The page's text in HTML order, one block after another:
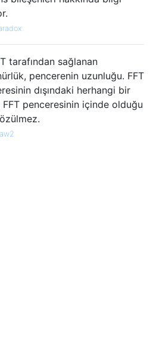
tarafından sağlanan
pencerenin uzunluğu. FFT
dışındaki herhangi bir
FFT penceresinin içinde olduğu